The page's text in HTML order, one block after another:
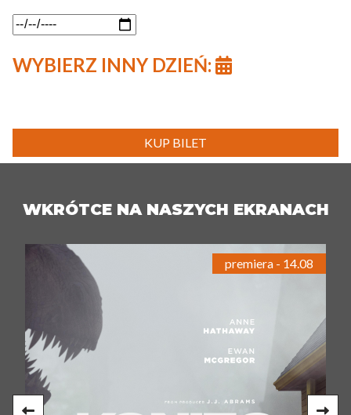
WYBIERZ INNY DZIEŃ:
KUP BILET
WKRÓTCE NA NASZYCH EKRANACH
premiera - 14.08